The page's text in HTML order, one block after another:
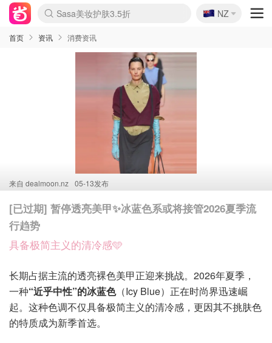
lululemon折扣上新
Sasa美妆护肤3.5折
SSENSE年中2.5折
FreshBeauty好价汇总
Cettire降价+叠9折
WWS Coles超市实拍
viagogo二手票捡漏
Myer超级周末
The Outnet奢牌1折起
David Jones 3折起
Flannels大牌1折
Perfumes Club护肤1折
AMIRO面罩$251
Amazon折扣汇总
eToro入金$200送$50
Amazon数码好物
ICONIC本周7.5折
ThedoubleF高奢地板价
Moose Knuckles 6折
丝芙兰5折起
EUFY摄像头$98
Selenichast首饰2折
Trip机票酒店促销
YSL送5件彩妆礼
Amazon家居好物
Amazon美妆护肤
雅漾大喷$8
过敏原检测盒$33
伊索独家赠50ml沐浴露
科颜氏高保湿面霜$29
SEALIFE海洋馆门票6折
丝塔芙大白罐$16
订阅Newsletter送香薰
Cult Beauty 6.8折
Harrods圣诞日历$525
LN-CC奢牌私促3折
d'Alba空姐喷雾$16
EVE LOM套装£56
Bernardelli独家4折
Adore Beauty 6折起
CT圣诞日历
Mytheresa奢品2.7折
Luxury Escapes 9折
Currentbody美容仪$881
MOON Garden Live
Roborock扫地机$649
Tingo Life水杯$24
Valentino官网5折
CR洗护套装$23
修丽可4件套$159
Myer彩妆2件7折
GANNI官网4.5折
Stylevana韩妆4折
Tessabit高奢8.5折
OGX洗发水$11
Amazon阿德莱德次日达
卡诗8.5折+赠礼
Philips Hue灯具8折
🇳🇿
NZ
首页 资讯 消费资讯
来自 dealmoon.nz 05-13发布
[已过期] 暂停透亮美甲✨冰蓝色系或将接管2026夏季流
行趋势
具备极简主义的清冷感🩵
长期占据主流的透亮裸色美甲正迎来挑战。2026年夏季，
一种“近乎中性”的冰蓝色（Icy Blue）正在时尚界迅速崛
起。这种色调不仅具备极简主义的清冷感，更因其不挑肤色
的特质成为新季首选。